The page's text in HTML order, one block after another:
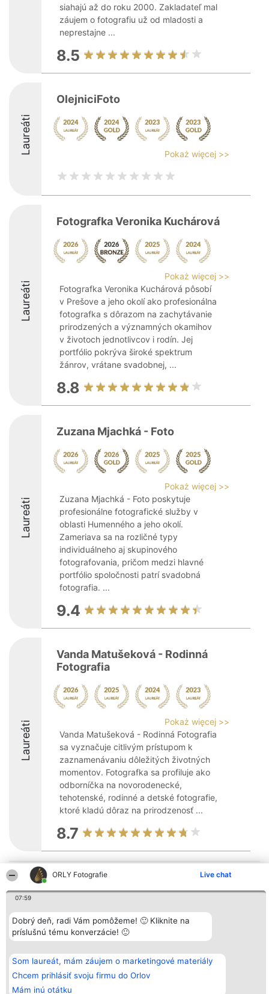
ORLY Fotografie Live chat
07:59
Dobrý deň, radi Vám pomôžeme! 🙂 Kliknite na
príslušnú tému konverzácie! 🙂
Som laureát, mám záujem o marketingové materiály
Chcem prihlásiť svoju firmu do Orlov
Mám inú otátku
siahajú až do roku 2000. Zakladateľ mal
záujem o fotografiu už od mladosti a
neprestajne ...
8.5
Laureáti
OlejniciFoto
Pokaż więcej >>
Laureáti
Fotografka Veronika Kuchárová
Pokaż więcej >>
Fotografka Veronika Kuchárová pôsobí
v Prešove a jeho okolí ako profesionálna
fotografka s dôrazom na zachytávanie
prirodzených a významných okamihov
v životoch jednotlivcov i rodín. Jej
portfólio pokrýva široké spektrum
žánrov, vrátane svadobnej, ...
8.8
Laureáti
Zuzana Mjachká - Foto
Pokaż więcej >>
Zuzana Mjachká - Foto poskytuje
profesionálne fotografické služby v
oblasti Humenného a jeho okolí.
Zameriava sa na rozličné typy
individuálneho aj skupinového
fotografovania, pričom medzi hlavné
portfólio spoločnosti patrí svadobná
fotografia. ...
9.4
Laureáti
Vanda Matušeková - Rodinná
Fotografia
Pokaż więcej >>
Vanda Matušeková - Rodinná Fotografia
sa vyznačuje citlivým prístupom k
zaznamenávaniu dôležitých životných
momentov. Fotografka sa profiluje ako
odborníčka na novorodenecké,
tehotenské, rodinné a detské fotografie,
ktoré kladú dôraz na prirodzenosť ...
8.7
Organizátor hodnotenia
Bright Side Solutions sp. z o.
o. sp. k.
ul. Ruska 22
Wrocław 50-079
KRS 0000749100 | Regon
381313360 | NIP 8943132676
+48 508 492 400
Lista
Laureatów
Podmienky
Obchodné
podmienky
ochrany
osobných
údajov
Kontakt